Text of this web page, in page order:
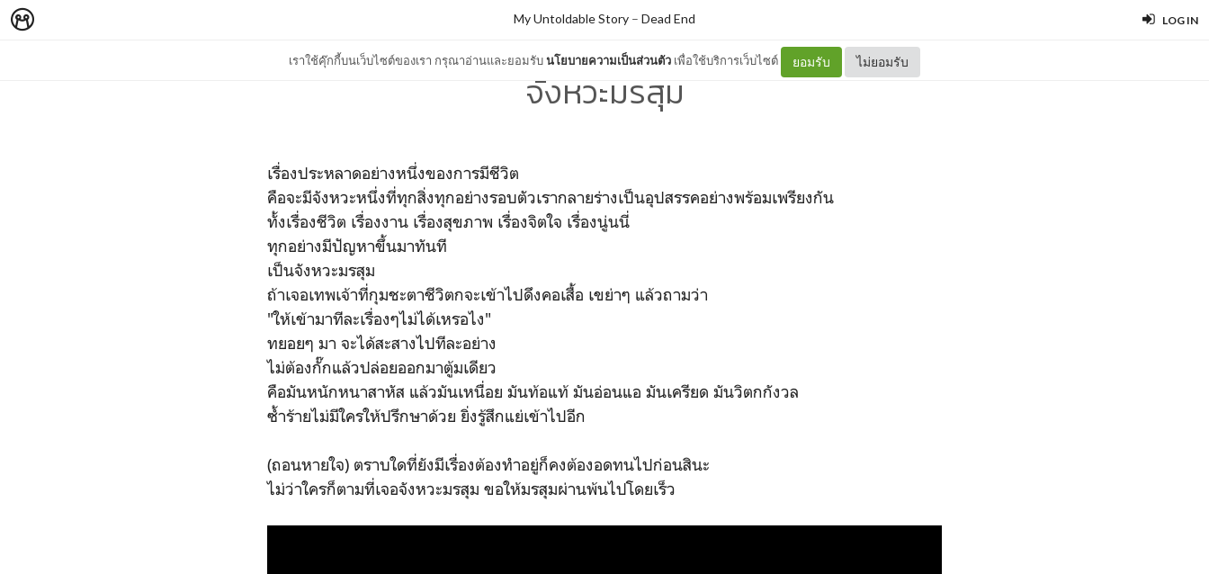
LOG IN
เราใช้คุ๊กกี้บนเว็บไซต์ของเรา กรุณาอ่านและยอมรับนโยบายความเป็นส่วนตัว เพื่อใช้บริการเว็บไซต์ ยอมรับ ไม่ยอมรับ
My Untoldable Story – Dead End
จังหวะมรสุม
เรื่องประหลาดอย่างหนึ่งของการมีชีวิต
คือจะมีจังหวะหนึ่งที่ทุกสิ่งทุกอย่างรอบตัวเรากลายร่างเป็นอุปสรรคอย่างพร้อมเพรียงกัน
ทั้งเรื่องชีวิต เรื่องงาน เรื่องสุขภาพ เรื่องจิตใจ เรื่องนู่นนี่
ทุกอย่างมีปัญหาขึ้นมาทันที
เป็นจังหวะมรสุม
ถ้าเจอเทพเจ้าที่กุมชะตาชีวิตกจะเข้าไปดึงคอเสื้อ เขย่าๆ แล้วถามว่า
"ให้เข้ามาทีละเรื่องๆไม่ได้เหรอไง"
ทยอยๆ มา จะได้สะสางไปทีละอย่าง
ไม่ต้องกั๊กแล้วปล่อยออกมาตู้มเดียว
คือมันหนักหนาสาหัส แล้วมันเหนื่อย มันท้อแท้ มันอ่อนแอ มันเครียด มันวิตกกังวล
ซ้ำร้ายไม่มีใครให้ปรึกษาด้วย ยิ่งรู้สึกแย่เข้าไปอีก
(ถอนหายใจ) ตราบใดที่ยังมีเรื่องต้องทำอยู่ก็คงต้องอดทนไปก่อนสินะ
ไม่ว่าใครก็ตามที่เจอจังหวะมรสุม ขอให้มรสุมผ่านพ้นไปโดยเร็ว